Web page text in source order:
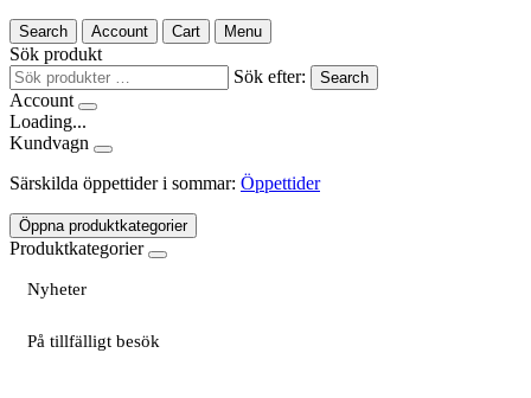
Search Account Cart Menu
Sök produkt
Sök efter:
Search
Account
Loading...
Kundvagn
Särskilda öppettider i sommar: Öppettider
Öppna produktkategorier
Produktkategorier
Nyheter
På tillfälligt besök